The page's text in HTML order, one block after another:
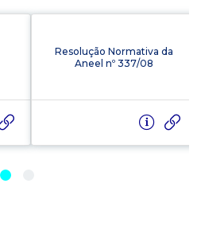
Resolução Normativa da
Aneel nº 337/08